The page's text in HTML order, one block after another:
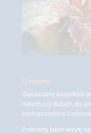
O witrynie
Zapraszamy wszystkich
małych czy dużych, do
zoologicznych w
Polecamy także wizytę